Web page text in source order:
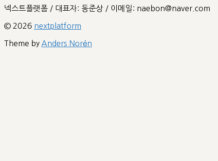
넥스트플랫폼 / 대표자: 동준상 / 이메일: naebon@naver.com
© 2026 nextplatform
Theme by Anders Norén